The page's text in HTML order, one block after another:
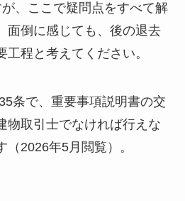
、ここで疑問点をすべて解
面倒に感じても、後の退去
工程と考えてください。
条で、重要事項説明書の交
物取引士でなければ行えな
2026年5月閲覧）。